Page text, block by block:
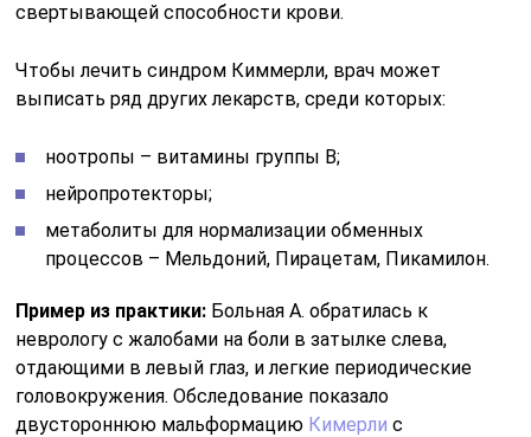
свертывающей способности крови.
Чтобы лечить синдром Киммерли, врач может
выписать ряд других лекарств, среди которых:
ноотропы – витамины группы В;
нейропротекторы;
метаболиты для нормализации обменных
процессов – Мельдоний, Пирацетам, Пикамилон.
Пример из практики: Больная А. обратилась к
неврологу с жалобами на боли в затылке слева,
отдающими в левый глаз, и легкие периодические
головокружения. Обследование показало
двустороннюю мальформацию Кимерли с